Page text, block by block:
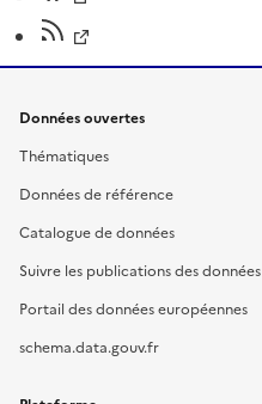
Données ouvertes
Thématiques
Données de référence
Catalogue de données
Suivre les publications des données
Portail des données européennes
schema.data.gouv.fr